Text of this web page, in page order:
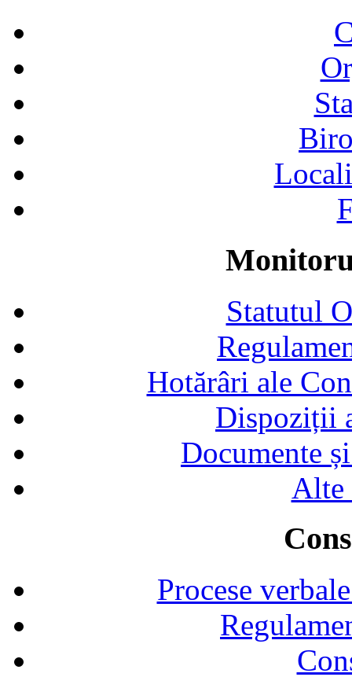
Statutul
Hotărâri ale
Dispoziții
Documente
Alte
Procese